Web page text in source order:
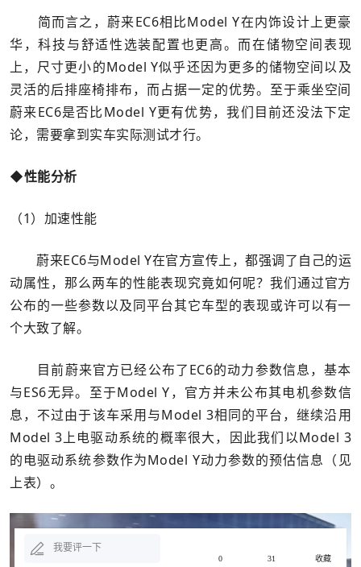
简而言之，蔚来EC6相比Model Y在内饰设计上更豪
华，科技与舒适性选装配置也更高。而在储物空间表现
上，尺寸更小的Model Y似乎还因为更多的储物空间以及
灵活的后排座椅排布，而占据一定的优势。至于乘坐空间
蔚来EC6是否比Model Y更有优势，我们目前还没法下定
论，需要拿到实车实际测试才行。
◆性能分析
（1）加速性能
蔚来EC6与Model Y在官方宣传上，都强调了自己的运
动属性，那么两车的性能表现究竟如何呢？我们通过官方
公布的一些参数以及同平台其它车型的表现或许可以有一
个大致了解。
目前蔚来官方已经公布了EC6的动力参数信息，基本
与ES6无异。至于Model Y，官方并未公布其电机参数信
息，不过由于该车采用与Model 3相同的平台，继续沿用
Model 3上电驱动系统的概率很大，因此我们以Model 3
的电驱动系统参数作为Model Y动力参数的预估信息（见
上表）。
我要评一下
0 31 收藏